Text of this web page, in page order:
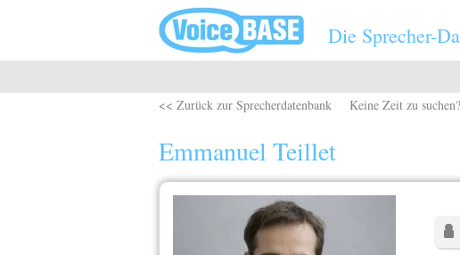
Die Sprecher-
<< Zurück zur Sprecherdatenbank Keine Zeit zu
Emmanuel Teillet